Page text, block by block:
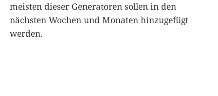
meisten dieser Generatoren sollen in den
nächsten Wochen und Monaten hinzugefügt
werden.